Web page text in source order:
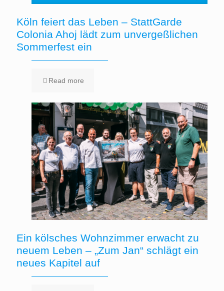
Köln feiert das Leben – StattGarde
Colonia Ahoj lädt zum unvergeßlichen
Sommerfest ein
Read more
Ein kölsches Wohnzimmer erwacht zu
neuem Leben – „Zum Jan“ schlägt ein
neues Kapitel auf